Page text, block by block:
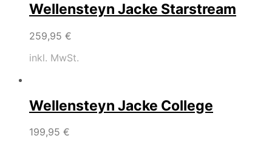
Wellensteyn Jacke Starstream
259,95 €
inkl. MwSt.
Wellensteyn Jacke College
199,95 €